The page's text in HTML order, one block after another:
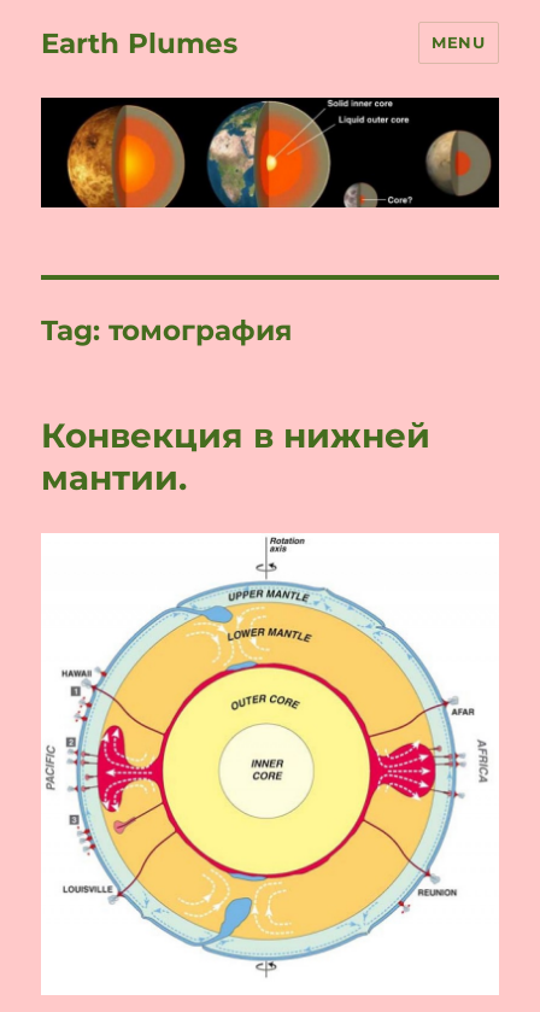
Earth Plumes MENU
Tag:томография
Конвекция в нижней
мантии.